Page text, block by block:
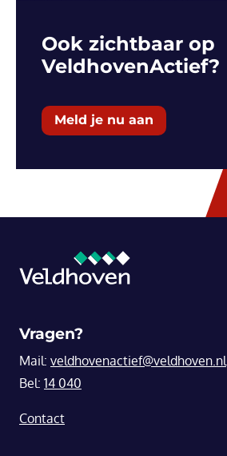
Ook zichtbaar op
VeldhovenActief?
Meld je nu aan
Vragen?
Mail: veldhovenactief@veldhoven.nl
Bel: 14 040
Contact